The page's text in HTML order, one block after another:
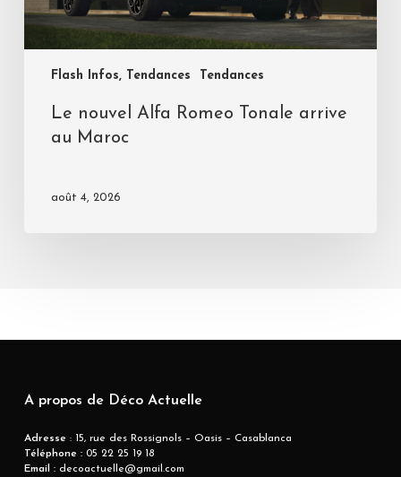
Flash Infos, Tendances Tendances
Le nouvel Alfa Romeo Tonale arrive
au Maroc
août 4, 2026
A propos de Déco Actuelle
Adresse : 15, rue des Rossignols – Oasis – Casablanca
Téléphone :05 22 25 19 18
Email :decoactuelle@gmail.com